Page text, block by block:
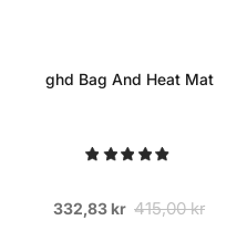
ghd Bag And Heat Mat
332,83 kr 415,00 kr